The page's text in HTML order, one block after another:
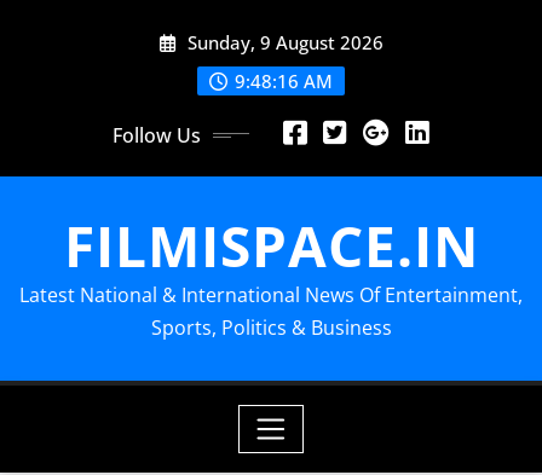
Sunday, 9 August 2026
9:48:16 AM
Follow Us
FILMISPACE.IN
Latest National & International News Of Entertainment,
Sports, Politics & Business